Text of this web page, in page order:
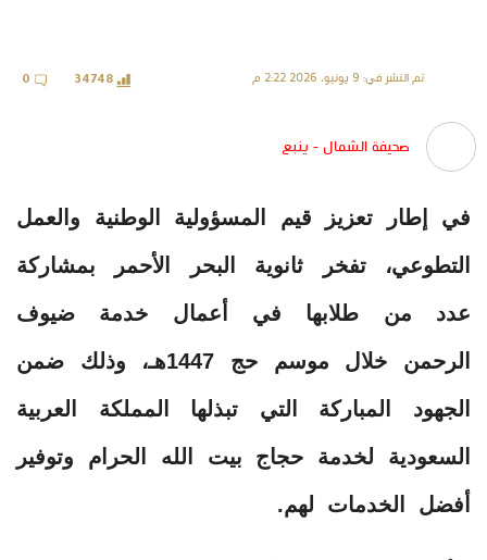
تم النشر في: 9 يونيو، 2026 2:22 م 34748
0
صحيفة الشمال - ينبع
في إطار تعزيز قيم المسؤولية الوطنية والعمل
التطوعي، تفخر ثانوية البحر الأحمر بمشاركة
عدد من طلابها في أعمال خدمة ضيوف
الرحمن خلال موسم حج 1447هـ، وذلك ضمن
الجهود المباركة التي تبذلها المملكة العربية
السعودية لخدمة حجاج بيت الله الحرام وتوفير
أفضل الخدمات لهم.